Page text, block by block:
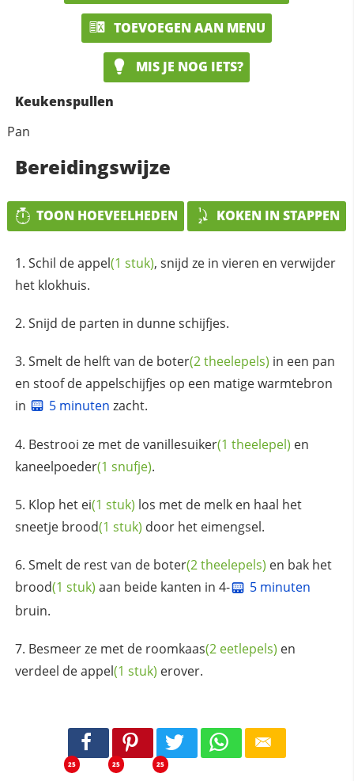
TOEVOEGEN AAN MENU
MIS JE NOG IETS?
Keukenspullen
Pan
Bereidingswijze
TOON HOEVEELHEDEN KOKEN IN STAPPEN
Schil deappel(1 stuk), snijd ze in vieren en verwijder
het klokhuis.
Snijd de parten in dunne schijfjes.
Smelt de helft van de boter(2 theelepels) in een pan
en stoof de appelschijfjes op een matige warmtebron
in
5 minuten zacht.
Bestrooi ze met devanillesuiker(1 theelepel) en
kaneelpoeder(1 snufje).
Klop het ei(1 stuk) los met de melk en haal het
sneetje brood(1 stuk) door het eimengsel.
Smelt de rest van de boter(2 theelepels) en bak het
brood(1 stuk) aan beide kanten in 4-
5 minuten
bruin.
Besmeer ze met de roomkaas(2 eetlepels) en
verdeel deappel(1 stuk) erover.
25 25 25